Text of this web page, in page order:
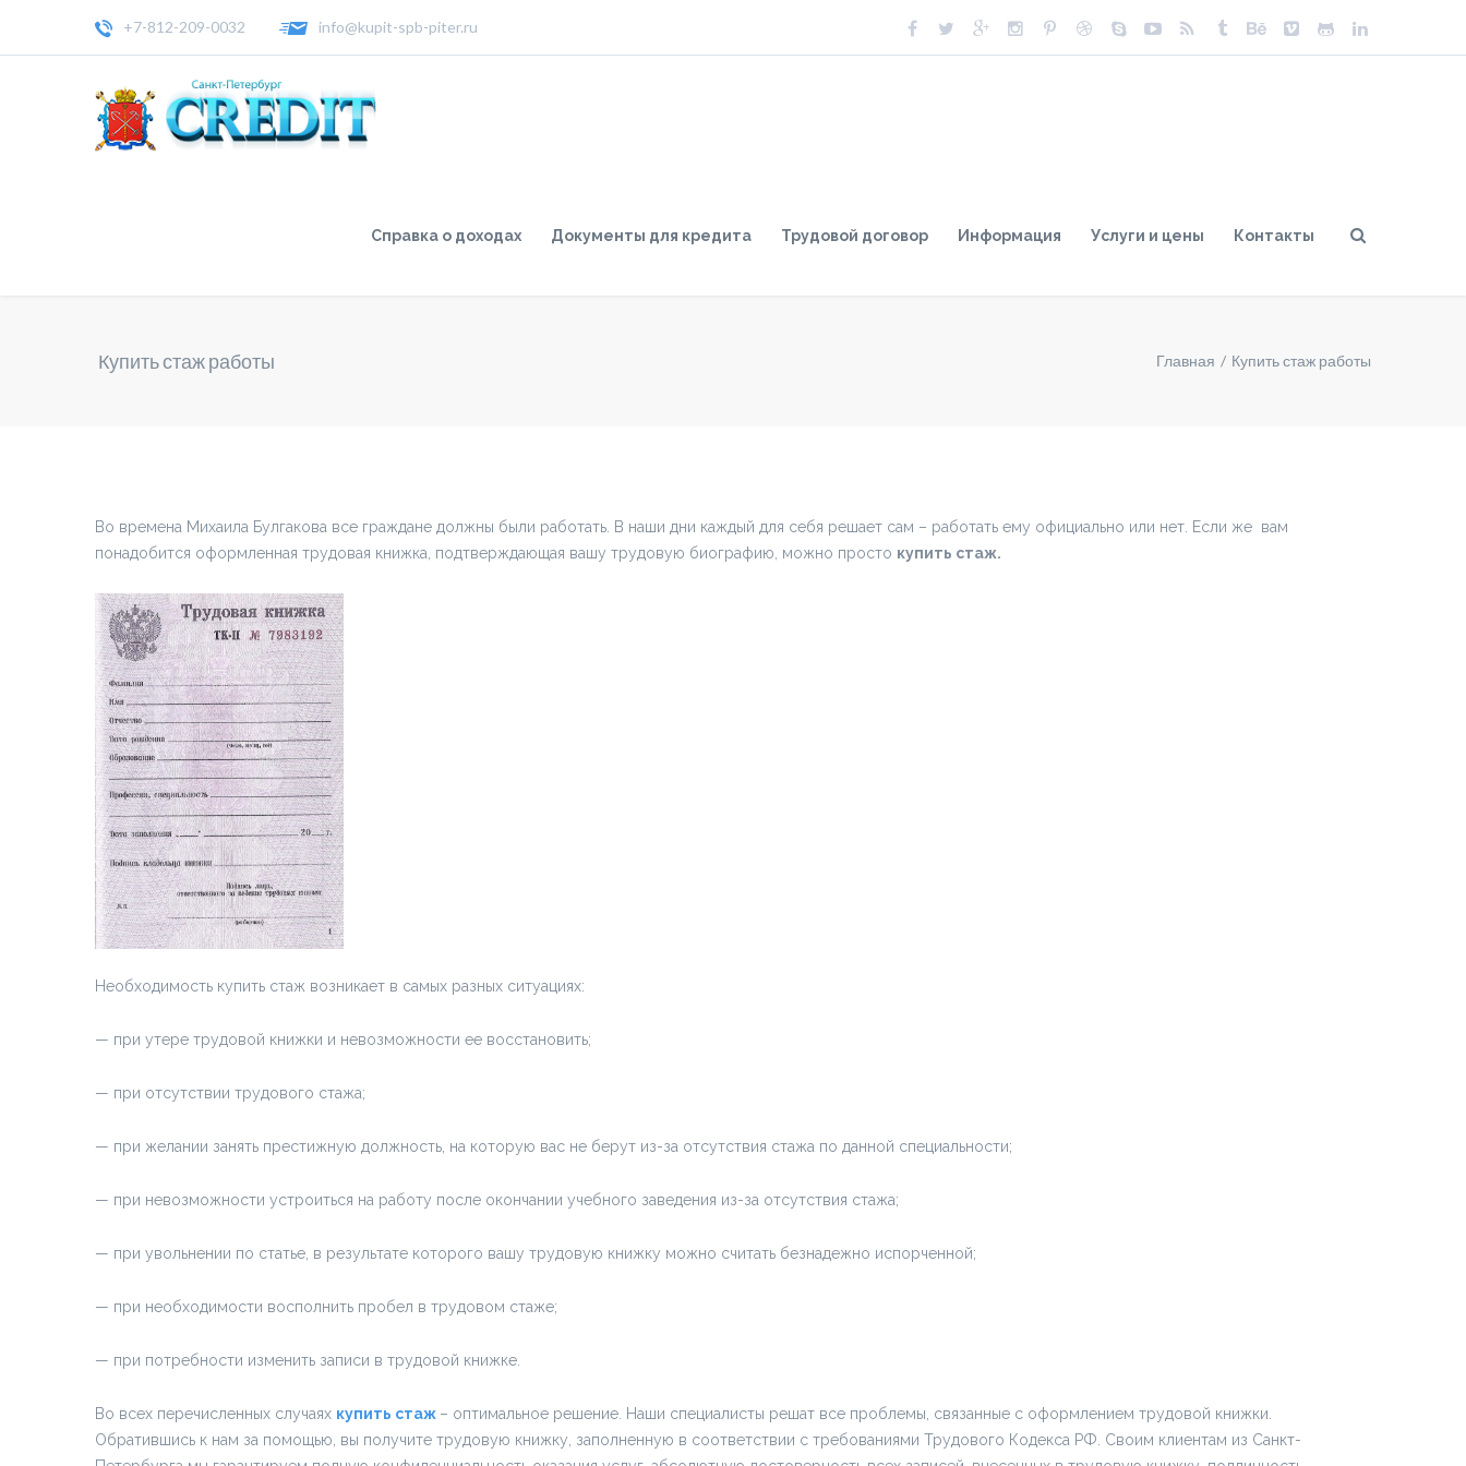
+7-812-209-0032 info@kupit-spb-piter.ru
Справка о доходах Документы для кредита Трудовой договор Информация Услуги и цены Контакты
Купить стаж работы Главная Купить стаж работы
Во времена Михаила Булгакова все граждане должны были работать. В наши дни каждый для себя решает сам – работать ему официально или нет. Если же вам
понадобится оформленная трудовая книжка, подтверждающая вашу трудовую биографию, можно просто купить стаж.
Необходимость купить стаж возникает в самых разных ситуациях:
— при утере трудовой книжки и невозможности ее восстановить;
— при отсутствии трудового стажа;
— при желании занять престижную должность, на которую вас не берут из-за отсутствия стажа по данной специальности;
— при невозможности устроиться на работу после окончании учебного заведения из-за отсутствия стажа;
— при увольнении по статье, в результате которого вашу трудовую книжку можно считать безнадежно испорченной;
— при необходимости восполнить пробел в трудовом стаже;
— при потребности изменить записи в трудовой книжке.
Во всех перечисленных случаях купить стаж – оптимальное решение. Наши специалисты решат все проблемы, связанные с оформлением трудовой книжки.
Обратившись к нам за помощью, вы получите трудовую книжку, заполненную в соответствии с требованиями Трудового Кодекса РФ. Своим клиентам из Санкт-